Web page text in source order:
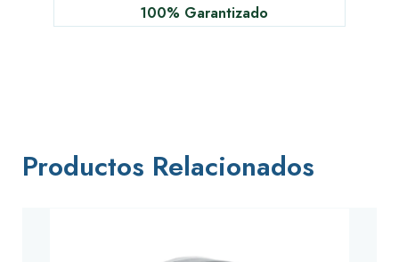
100% Garantizado
Productos Relacionados